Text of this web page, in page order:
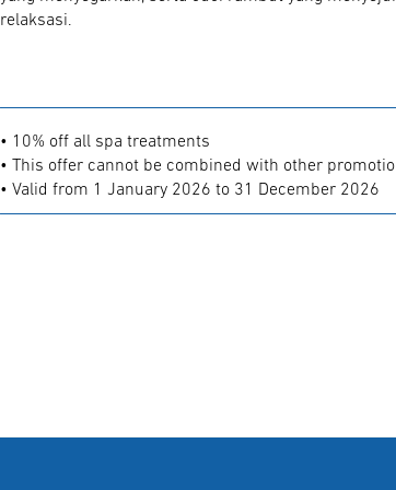
relaksasi.
• 10% off all spa treatments
• This offer cannot be combined with other
• Valid from 1 January 2026 to 31 December 2026